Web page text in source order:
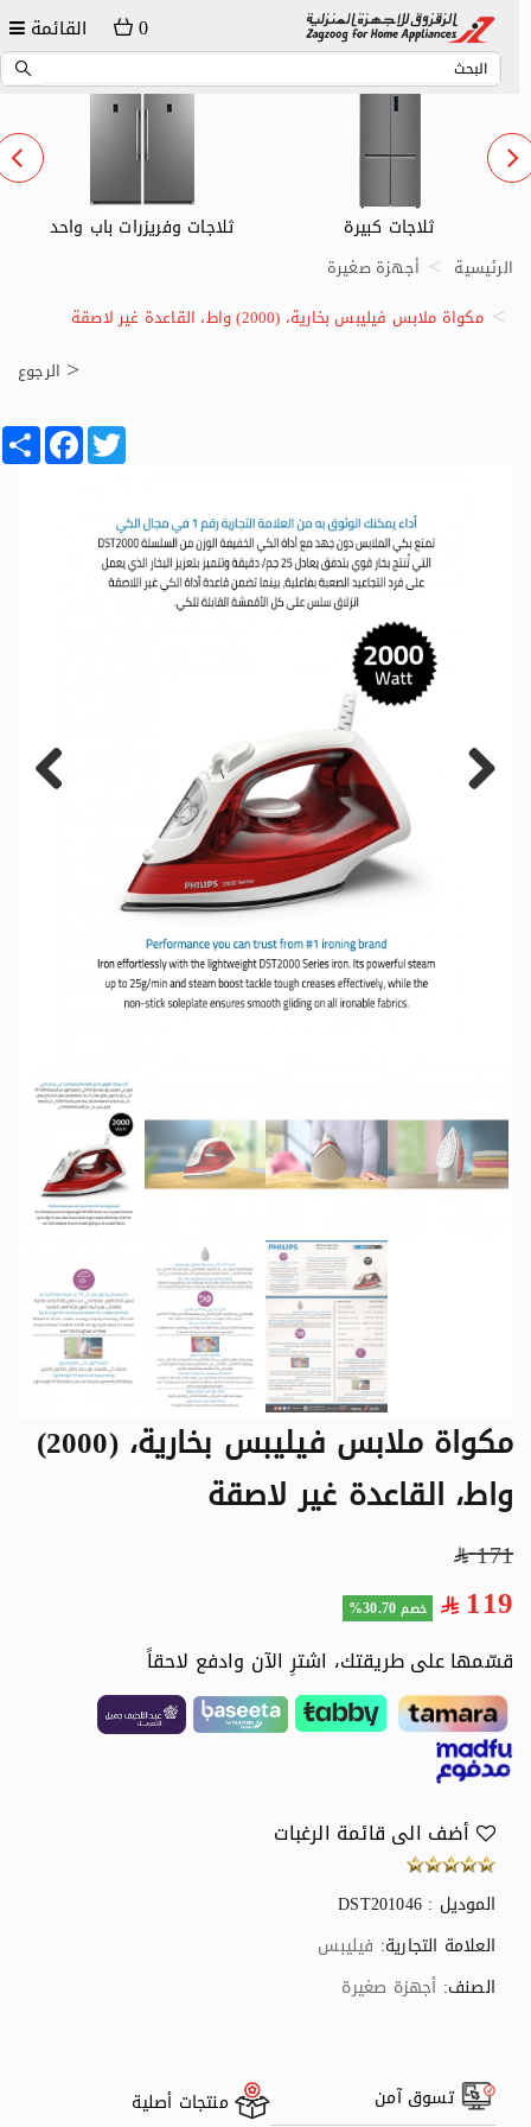
القائمة 0
ثلاجات وفريزرات باب واحد ثلاجات صغيرة
الرئيسية
أجهزة صغيرة
مكواة ملابس فيليبس بخارية، (2000) واط، القاعدة غير لاصقة
الرجوع
Share
FacebookTwitter
مكواة ملابس فيليبس بخارية، (2000)
واط، القاعدة غير لاصقة
171
119 خصم30.70%
قسّمها على طريقتك، اشترِ الآن وادفع لاحقاً
أضف الى قائمة الرغبات
الموديل : DST201046
العلامة التجارية: فيليبس
الصنف: أجهزة صغيرة
تسوق آمن منتجات أصلية